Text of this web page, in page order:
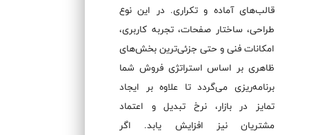
قالب‌های آماده و تکراری. در این نوع
طراحی، ساختار صفحات، تجربه کاربری،
امکانات فنی و حتی جزئی‌ترین بخش‌های
ظاهری بر اساس استراتژی فروش شما
برنامه‌ریزی می‌گردد تا علاوه بر ایجاد
تمایز در بازار، نرخ تبدیل و اعتماد
مشتریان نیز افزایش یابد. اگر